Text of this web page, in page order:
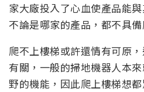
家大廠投入了心血使產品能
不論是哪家的產品，都不具備
爬不上樓梯或許還情有可原
有關，一般的掃地機器人本
野的機能，因此爬上樓梯想